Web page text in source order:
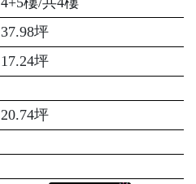
37.98坪
17.24坪
20.74坪